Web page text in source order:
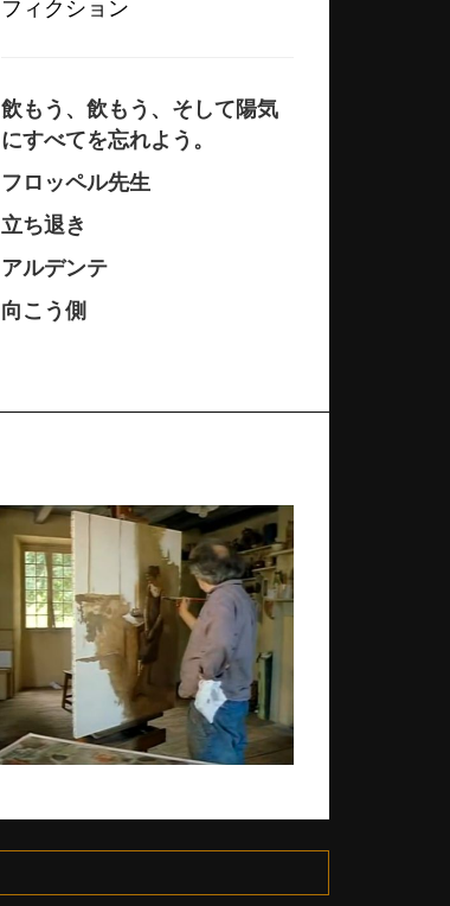
飲もう、飲もう、そして陽気
にすべてを忘れよう。
フロッペル先生
立ち退き
アルデンテ
向こう側